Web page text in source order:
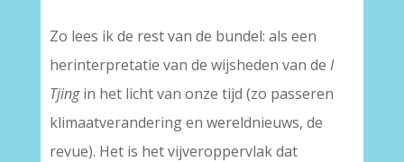
Zo lees ik de rest van de bundel: als een
herinterpretatie van de wijsheden van de I
Tjingin het licht van onze tijd (zo passeren
klimaatverandering en wereldnieuws, de
revue). Het is het vijveroppervlak dat